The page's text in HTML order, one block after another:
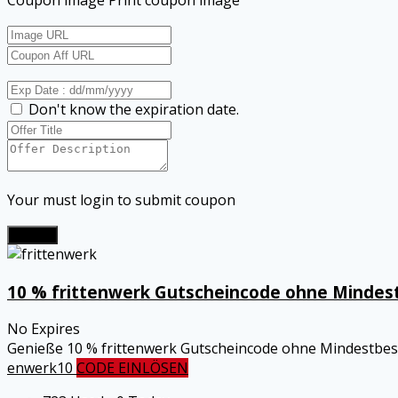
Don't know the expiration date.
Your must login to submit coupon
10 % frittenwerk Gutscheincode ohne
No Expires
Genieße 10 % frittenwerk Gutscheincode ohne
enwerk10 CODE EINLÖSEN